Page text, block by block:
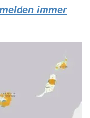
immer